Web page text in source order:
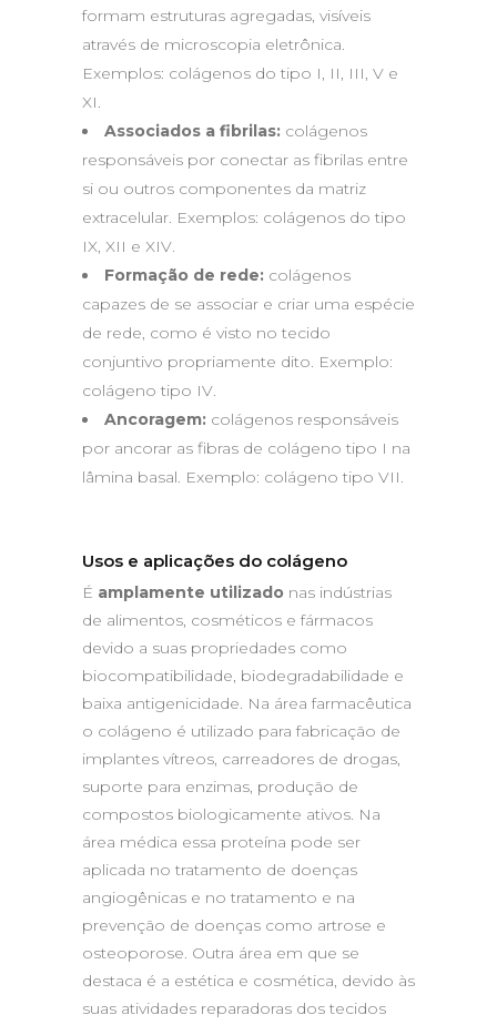
formam estruturas agregadas, visíveis
através de microscopia eletrônica.
Exemplos: colágenos do tipo I, II, III, V e
XI.
Associados a fibrilas: colágenos
responsáveis por conectar as fibrilas entre
si ou outros componentes da matriz
extracelular. Exemplos: colágenos do tipo
IX, XII e XIV.
Formação de rede: colágenos
capazes de se associar e criar uma espécie
de rede, como é visto no tecido
conjuntivo propriamente dito. Exemplo:
colágeno tipo IV.
Ancoragem: colágenos responsáveis
por ancorar as fibras de colágeno tipo I na
lâmina basal. Exemplo: colágeno tipo VII.
Usos e aplicações do colágeno
É amplamente utilizado nas indústrias
de alimentos, cosméticos e fármacos
devido a suas propriedades como
biocompatibilidade, biodegradabilidade e
baixa antigenicidade. Na área farmacêutica
o colágeno é utilizado para fabricação de
implantes vítreos, carreadores de drogas,
suporte para enzimas, produção de
compostos biologicamente ativos. Na
área médica essa proteína pode ser
aplicada no tratamento de doenças
angiogênicas e no tratamento e na
prevenção de doenças como artrose e
osteoporose. Outra área em que se
destaca é a estética e cosmética, devido às
suas atividades reparadoras dos tecidos